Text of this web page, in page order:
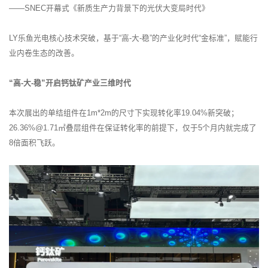
——SNEC开幕式《新质生产力背景下的光伏大变局时代》
LY乐鱼光电核心技术突破，基于“高-大-稳”的产业化时代“金标准”，赋能行
业内卷生态的改善。
“高-大-稳”开启钙钛矿产业三维时代
本次展出的单结组件在1m*2m的尺寸下实现转化率19.04%新突破；
26.36%@1.71㎡叠层组件在保证转化率的前提下，仅于5个月内就完成了
8倍面积飞跃。